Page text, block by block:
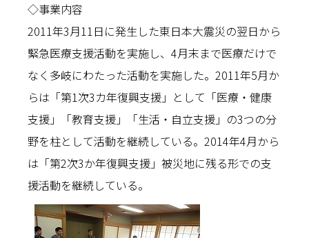
◇事業内容
2011年3月11日に発生した東日本大震災の翌日から
緊急医療支援活動を実施し、4月末まで医療だけで
なく多岐にわたった活動を実施した。2011年5月か
らは「第1次3カ年復興支援」として「医療・健康
支援」「教育支援」「生活・自立支援」の3つの分
野を柱として活動を継続している。2014年4月から
は「第2次3か年復興支援」被災地に残る形での支
援活動を継続している。